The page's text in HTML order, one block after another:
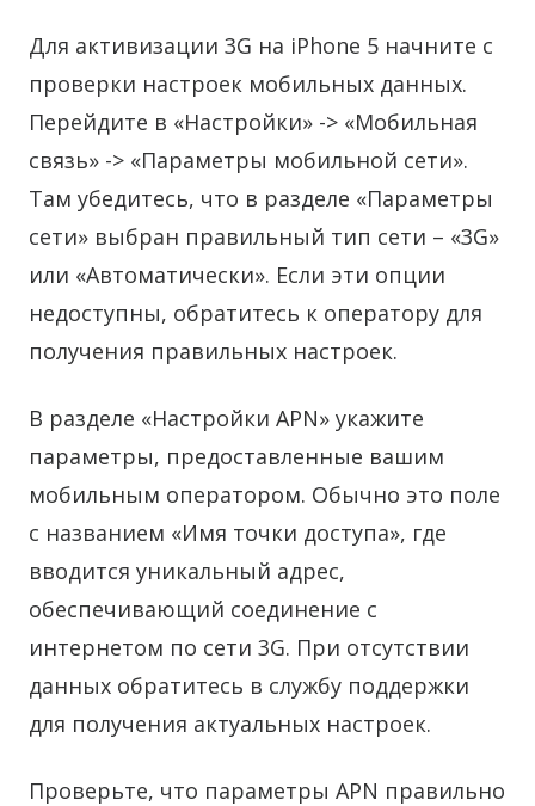
Для активизации 3G на iPhone 5 начните с
проверки настроек мобильных данных.
Перейдите в «Настройки» -> «Мобильная
связь» -> «Параметры мобильной сети».
Там убедитесь, что в разделе «Параметры
сети» выбран правильный тип сети – «3G»
или «Автоматически». Если эти опции
недоступны, обратитесь к оператору для
получения правильных настроек.
В разделе «Настройки APN» укажите
параметры, предоставленные вашим
мобильным оператором. Обычно это поле
с названием «Имя точки доступа», где
вводится уникальный адрес,
обеспечивающий соединение с
интернетом по сети 3G. При отсутствии
данных обратитесь в службу поддержки
для получения актуальных настроек.
Проверьте, что параметры APN правильно